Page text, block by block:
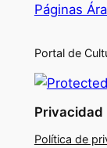
Páginas
Portal de
Privacidad
Política de